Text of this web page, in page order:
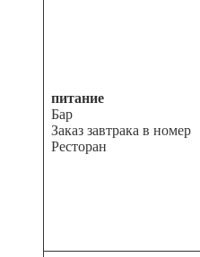
питание
Бар
Заказ завтрака в номер
Ресторан